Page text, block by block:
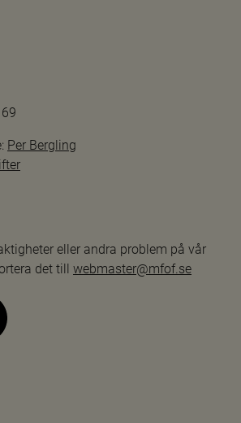
Per Bergling
eller andra problem på vår
det till webmaster@mfof.se